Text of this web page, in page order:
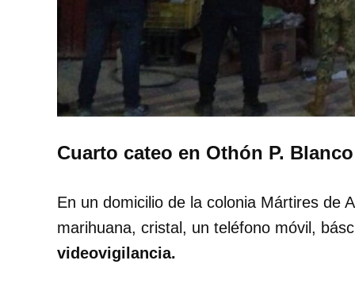
Cuarto cateo en Othón P. Blanco
En un domicilio de la colonia Mártires de
marihuana, cristal, un teléfono móvil,
videovigilancia.